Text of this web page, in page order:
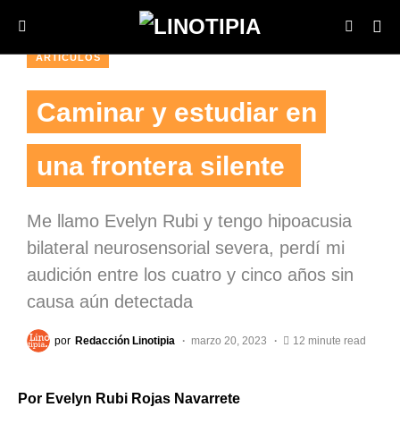
ARTÍCULOS
Caminar y estudiar en
una frontera silente
Me llamo Evelyn Rubi y tengo hipoacusia
bilateral neurosensorial severa, perdí mi
audición entre los cuatro y cinco años sin
causa aún detectada
por Redacción Linotipia marzo 20, 2023 12 minute read
Por Evelyn Rubi Rojas Navarrete